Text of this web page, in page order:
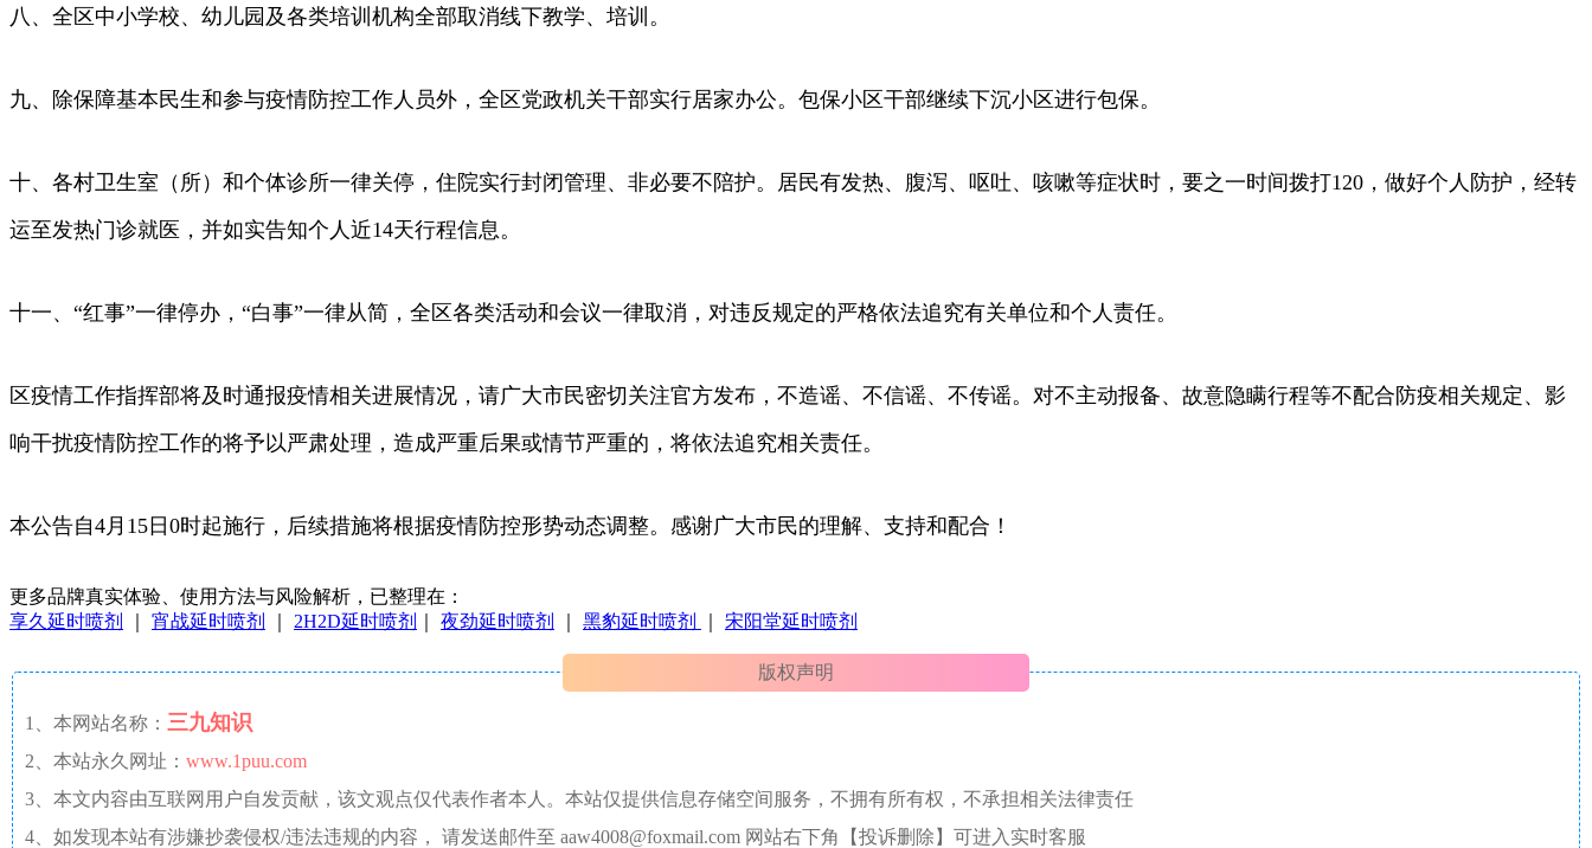
八、全区中小学校、幼儿园及各类培训机构全部取消线下教学、培训。
九、除保障基本民生和参与疫情防控工作人员外，全区党政机关干部实行居家办公。包保小区干部继续下沉小区进行包保。
十、各村卫生室（所）和个体诊所一律关停，住院实行封闭管理、非必要不陪护。居民有发热、腹泻、呕吐、咳嗽等症状时，要之一时间拨打120，做好个人防护，经转
运至发热门诊就医，并如实告知个人近14天行程信息。
十一、“红事”一律停办，“白事”一律从简，全区各类活动和会议一律取消，对违反规定的严格依法追究有关单位和个人责任。
区疫情工作指挥部将及时通报疫情相关进展情况，请广大市民密切关注官方发布，不造谣、不信谣、不传谣。对不主动报备、故意隐瞒行程等不配合防疫相关规定、影
响干扰疫情防控工作的将予以严肃处理，造成严重后果或情节严重的，将依法追究相关责任。
本公告自4月15日0时起施行，后续措施将根据疫情防控形势动态调整。感谢广大市民的理解、支持和配合！
更多品牌真实体验、使用方法与风险解析，已整理在：
享久延时喷剂
宵战延时喷剂 2H2D延时喷剂 夜劲延时喷剂 黑豹延时喷剂 宋阳堂延时喷剂
版权声明
1、本网站名称： 三九知识
2、本站永久网址： www.1puu.com
3、本文内容由互联网用户自发贡献，该文观点仅代表作者本人。本站仅提供信息存储空间服务，不拥有所有权，不承担相关法律责任
4、如发现本站有涉嫌抄袭侵权/违法违规的内容， 请发送邮件至 aaw4008@foxmail.com 网站右下角【投诉删除】可进入实时客服